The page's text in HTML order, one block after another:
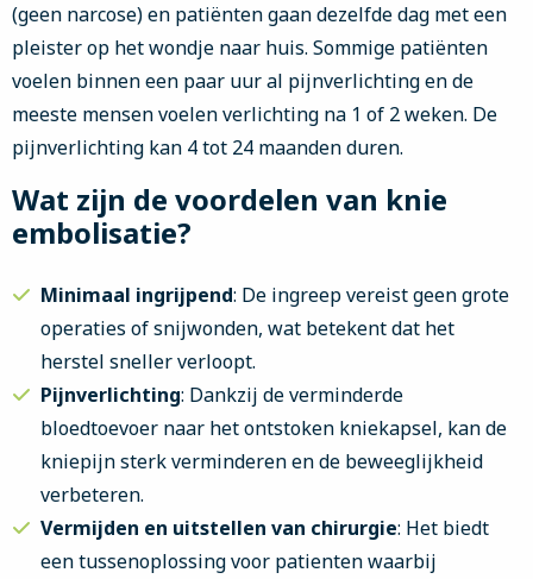
(geen narcose) en patiënten gaan dezelfde dag met een
pleister op het wondje naar huis. Sommige patiënten
voelen binnen een paar uur al pijnverlichting en de
meeste mensen voelen verlichting na 1 of 2 weken. De
pijnverlichting kan 4 tot 24 maanden duren.
Wat zijn de voordelen van knie
embolisatie?
Minimaal ingrijpend: De ingreep vereist geen grote
operaties of snijwonden, wat betekent dat het
herstel sneller verloopt.
Pijnverlichting: Dankzij de verminderde
bloedtoevoer naar het ontstoken kniekapsel, kan de
kniepijn sterk verminderen en de beweeglijkheid
verbeteren.
Vermijden en uitstellen van chirurgie: Het biedt
een tussenoplossing voor patienten waarbij